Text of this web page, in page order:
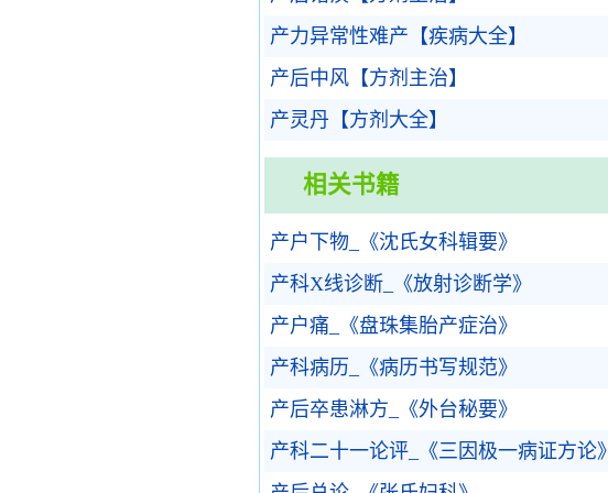
产力异常性难产【疾病大全】
产后中风【方剂主治】
产灵丹【方剂大全】
相关书籍
产户下物_《沈氏女科辑要》
产科X线诊断_《放射诊断学》
产户痛_《盘珠集胎产症治》
产科病历_《病历书写规范》
产后卒患淋方_《外台秘要》
产科二十一论评_《三因极一病证方论》